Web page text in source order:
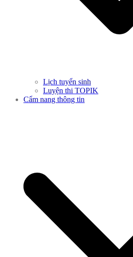
Lịch tuyển sinh
Luyện thi TOPIK
Cẩm nang thông tin